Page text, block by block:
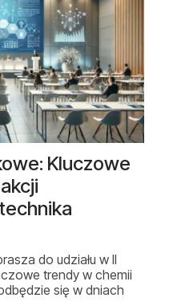
Kluczowe
do udziału w II
trendy w chemii
się w dniach